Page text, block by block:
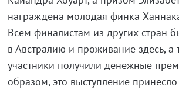
награждена молодая финка
Всем финалистам из других стран
в Австралию и проживание здесь, а
участники получили денежные
образом, это выступление